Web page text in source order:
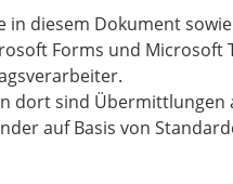
in diesem Dokument
Forms und
dort sind
auf Basis von